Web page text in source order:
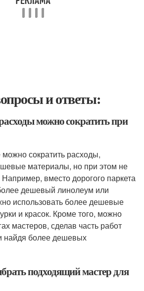
и ответы:
можно сократить при
сократить расходы,
материалы, но при этом не
вместо дорогого паркета
дешевый линолеум или
использовать более дешевые
и красок. Кроме того, можно
мастеров, сделав часть работ
найдя более дешевых
подходящий мастер для